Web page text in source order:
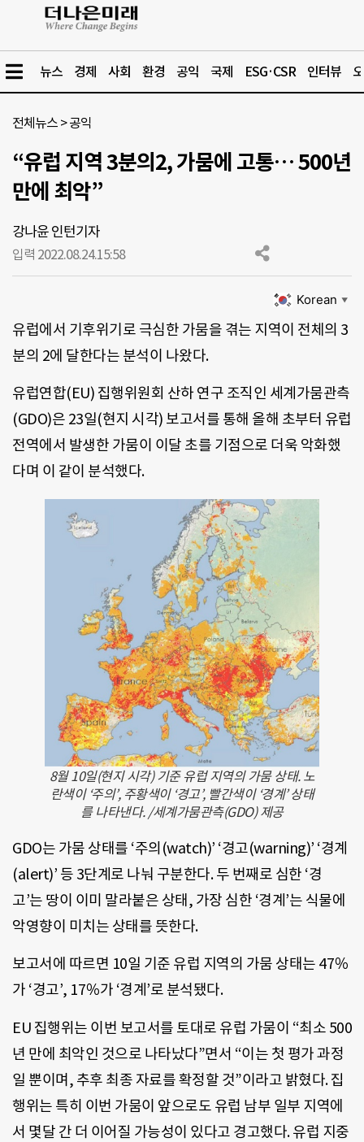
뉴스 경제 사회 환경 공익 국제 ESG·CSR 인터뷰
전체뉴스 >공익
“유럽 지역 3분의2, 가뭄에 고통… 500년
만에 최악”
강나윤 인턴기자
입력 2022.08.24.15:58
Korean ▼
유럽에서 기후위기로 극심한 가뭄을 겪는 지역이 전체의 3
분의 2에 달한다는 분석이 나왔다.
유럽연합(EU) 집행위원회 산하 연구 조직인 세계가뭄관측
(GDO)은 23일(현지 시각) 보고서를 통해 올해 초부터 유럽
전역에서 발생한 가뭄이 이달 초를 기점으로 더욱 악화했
다며 이 같이 분석했다.
8월 10일(현지 시각) 기준 유럽 지역의 가뭄 상태. 노
란색이 ‘주의’, 주황색이 ‘경고’, 빨간색이 ‘경계’ 상태
를 나타낸다. /세계가뭄관측(GDO) 제공
GDO는 가뭄 상태를 ‘주의(watch)’ ‘경고(warning)’ ‘경계
(alert)’ 등 3단계로 나눠 구분한다. 두 번째로 심한 ‘경
고’는 땅이 이미 말라붙은 상태, 가장 심한 ‘경계’는 식물에
악영향이 미치는 상태를 뜻한다.
보고서에 따르면 10일 기준 유럽 지역의 가뭄 상태는 47％
가 ‘경고’, 17％가 ‘경계’로 분석됐다.
EU 집행위는 이번 보고서를 토대로 유럽 가뭄이 “최소 500
년 만에 최악인 것으로 나타났다”면서 “이는 첫 평가 과정
일 뿐이며, 추후 최종 자료를 확정할 것”이라고 밝혔다. 집
행위는 특히 이번 가뭄이 앞으로도 유럽 남부 일부 지역에
서 몇달 간 더 이어질 가능성이 있다고 경고했다. 유럽 지중